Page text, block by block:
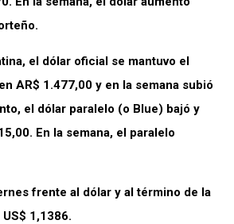
el dólar oficial se mantuvo el
AR$ 1.477,00 y en la semana subió
el dólar paralelo (o Blue) bajó y
En la semana, el paralelo
frente al dólar y al término de la
1,1386.